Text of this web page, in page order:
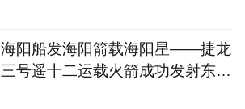
海阳船发海阳箭载海阳星——捷龙
三号遥十二运载火箭成功发射东方